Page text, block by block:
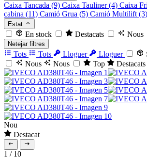
Caixa Tancada (9) Caixa Tauliner (4) Caixa
cabina (11) Camió Grua (5) Camió Multilift (3)
Estat
En stock Destacats Nous
Netejar filtres
Tots Tots Lloguer Lloguer
Nous
Nous Top Destacats
Nou
Destacat
1 / 10